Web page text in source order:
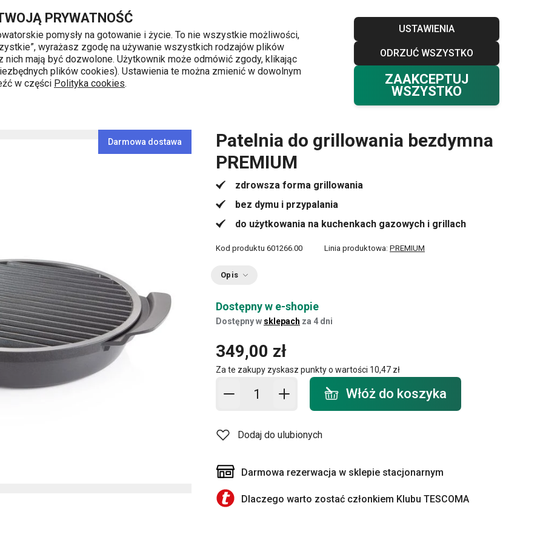
PRYWATNOŚĆ
pomysły na gotowanie i życie. To nie wszystkie możliwości,
wyrażasz zgodę na używanie wszystkich rodzajów plików
mają być dozwolone. Użytkownik może odmówić zgody, klikając
plików cookies). Ustawienia te można zmienić w dowolnym
w części Polityka cookies.
USTAWIENIA
ODRZUĆ WSZYSTKO
ZAAKCEPTUJ
WSZYSTKO
Przejdź do głównej zawartości
Przejdź do wyszukiwania
Przejdź do nawigacji
Blog Klub TESCOMA Kontakt
od 8 do 16
Ulubione Zaloguj się
0 Twój koszyk
0,00 zł
Darmowa dostawa
Patelnia do grillowania bezdymna
PREMIUM
zdrowsza forma grillowania
bez dymu i przypalania
do użytkowania na kuchenkach gazowych i grillach
Kod produktu 601266.00 Linia produktowa: PREMIUM
Opis
Dostępny w e-shopie
Dostępny w sklepach za 4 dni
349,00 zł
Za te zakupy zyskasz punkty o wartości 10,47 zł
Dodaj do koszyka - ilość
Włóż do koszyka
Dodaj do ulubionych
Darmowa rezerwacja w sklepie stacjonarnym
Dlaczego warto zostać członkiem Klubu TESCOMA